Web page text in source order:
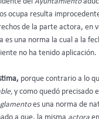
ocupa resulta
de la parte actora, en
es una norma la cual a la
no ha tenido aplicación.
porque contrario a lo
y como quedó precisado
es una norma de
a que, la misma actora